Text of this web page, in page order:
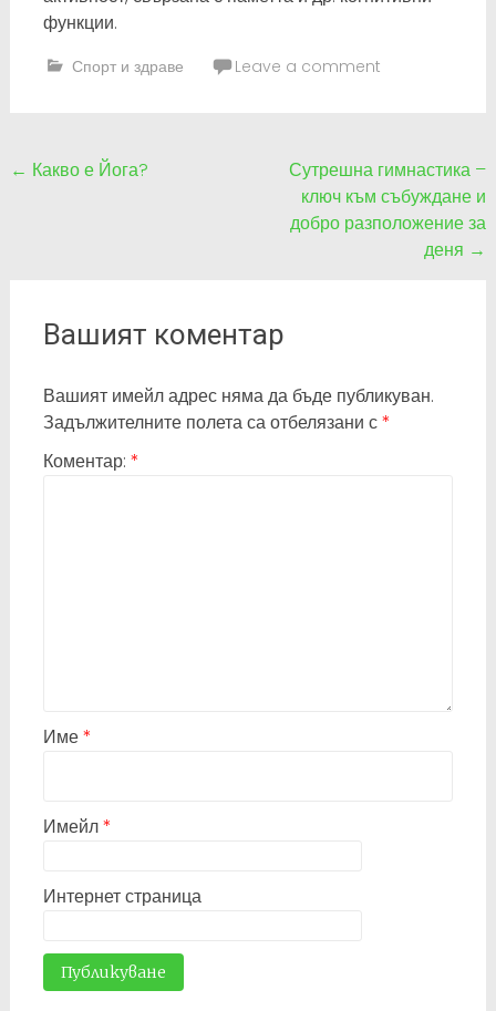
функции.
Спорт и здраве Leave a comment
Post
← Какво е Йога?
Сутрешна гимнастика –
ключ към събуждане и
добро разположение за
деня →
Вашият коментар
Вашият имейл адрес няма да бъде публикуван.
Задължителните полета са отбелязани с*
Коментар: *
Име*
Имейл*
Интернет страница